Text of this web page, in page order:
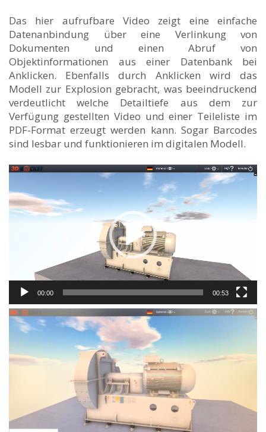
Das hier aufrufbare Video zeigt eine einfache
Datenanbindung über eine Verlinkung von
Dokumenten und einen Abruf von
Objektinformationen aus einer Datenbank bei
Anklicken. Ebenfalls durch Anklicken wird das
Modell zur Explosion gebracht, was beeindruckend
verdeutlicht welche Detailtiefe aus dem zur
Verfügung gestellten Video und einer Teileliste im
PDF-Format erzeugt werden kann. Sogar Barcodes
sind lesbar und funktionieren im digitalen Modell.
Video-
00:00 00:53